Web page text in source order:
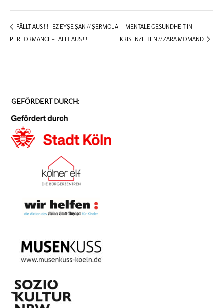
FÄLLT AUS !!! – EZ EYŞE ŞAN // ŞERMOLA
PERFORMANCE – FÄLLT AUS !!!
MENTALE GESUNDHEIT IN
KRISENZEITEN // ZARA MOMAND
GEFÖRDERT DURCH: